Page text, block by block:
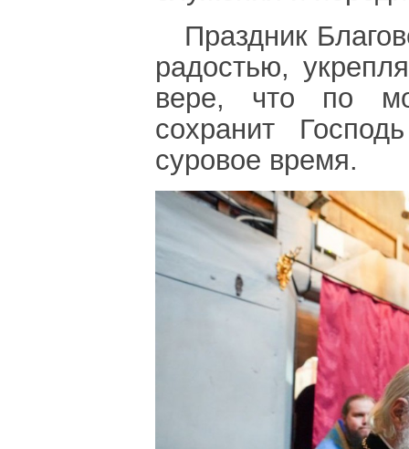
Праздник
радостью,
вере, что по
сохранит
суровое время.